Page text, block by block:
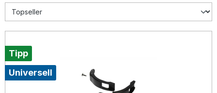
Tipp
Universell